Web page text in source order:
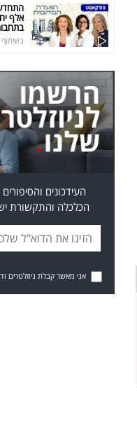
אלף
בשיתוף ice פרויקטים
העידכונים
הכלכלה והתקשורת
אני מאשר קבלת ניוזלטרים